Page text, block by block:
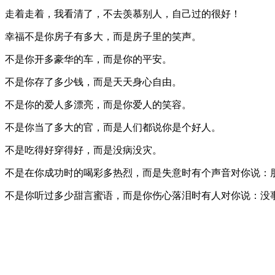
走着走着，我看清了，不去羡慕别人，自己过的很好！
幸福不是你房子有多大，而是房子里的笑声。
不是你开多豪华的车，而是你的平安。
不是你存了多少钱，而是天天身心自由。
不是你的爱人多漂亮，而是你爱人的笑容。
不是你当了多大的官，而是人们都说你是个好人。
不是吃得好穿得好，而是没病没灾。
不是在你成功时的喝彩多热烈，而是失意时有个声音对你说：
不是你听过多少甜言蜜语，而是你伤心落泪时有人对你说：